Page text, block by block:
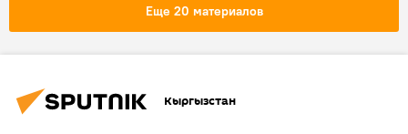
Еще 20 материалов
Кыргызстан